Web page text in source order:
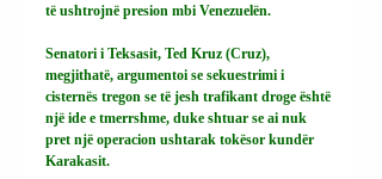
të ushtrojnë presion mbi Venezuelën.
Senatori i Teksasit, Ted Kruz (Cruz),
megjithatë, argumentoi se sekuestrimi i
cisternës tregon se të jesh trafikant droge është
një ide e tmerrshme, duke shtuar se ai nuk
pret një operacion ushtarak tokësor kundër
Karakasit.